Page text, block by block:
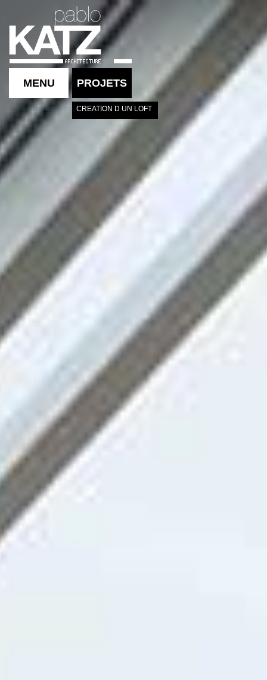
MENU PROJETS
CREATION D UN LOFT